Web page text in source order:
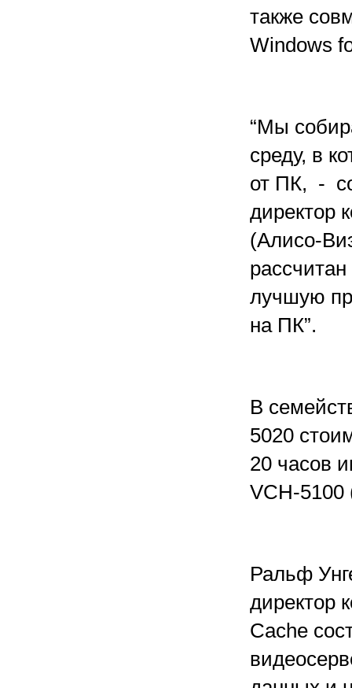
также
Windows
“Мы
среду, в
от ПК, -
директор
(Алисо-
лучшую
на ПК”.
В
5020
20 часов
VCH-5100
Ральф
директор
Cache